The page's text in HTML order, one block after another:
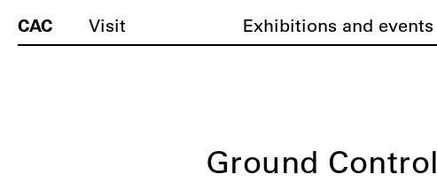
CAC Visit Exhibitions and events
Ground Control